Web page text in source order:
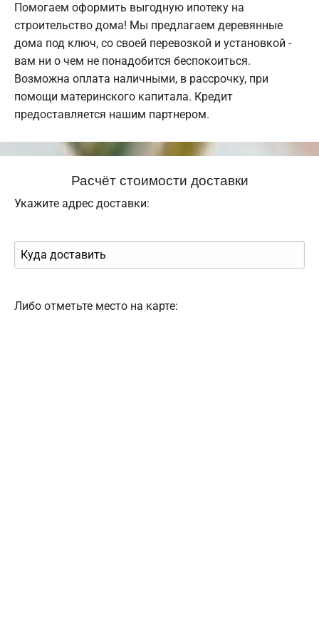
Помогаем оформить выгодную ипотеку на
строительство дома! Мы предлагаем деревянные
дома под ключ, со своей перевозкой и установкой -
вам ни о чем не понадобится беспокоиться.
Возможна оплата наличными, в рассрочку, при
помощи материнского капитала. Кредит
предоставляется нашим партнером.
Расчёт стоимости доставки
Укажите адрес доставки:
Либо отметьте место на карте: